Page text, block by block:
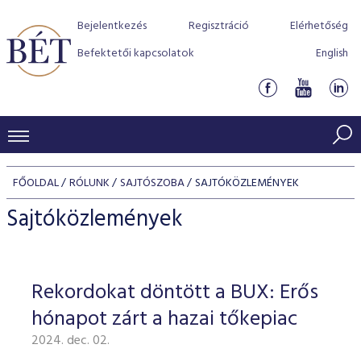
Bejelentkezés Regisztráció
Elérhetőség
Befektetői kapcsolatok
English
KERESKEDÉSI ADATOK
INDEXEK
Jelzáloglevél indexek
Vállalati kötvény indexek
Azonnali Piac
Részvények
Származékos piac
BEFEKTETŐK
Részvény szekció
Hitelpapír szekció
BÉT szabályzatok
Befektetővédelem
Alkalmazott díjstruktúra
Elszámolás
Részvény és vállalati kötvény tőzsdei bevezetését
program
BÉT Xtend - Részvénypiac egyszerűen
TŐZSDETAGOK
Tőzsdetagok, üzletkötők
VENDOROK
FŐOLDAL RÓLUNK SAJTÓSZOBA SAJTÓKÖZLEMÉNYEK
Sajtóközlemények
Rekordokat döntött a BUX: Erős
hónapot zárt a hazai tőkepiac
2024. dec. 02.